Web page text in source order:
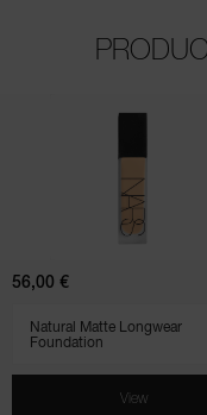
Natural
Matte
Longwear
56,00 €
View